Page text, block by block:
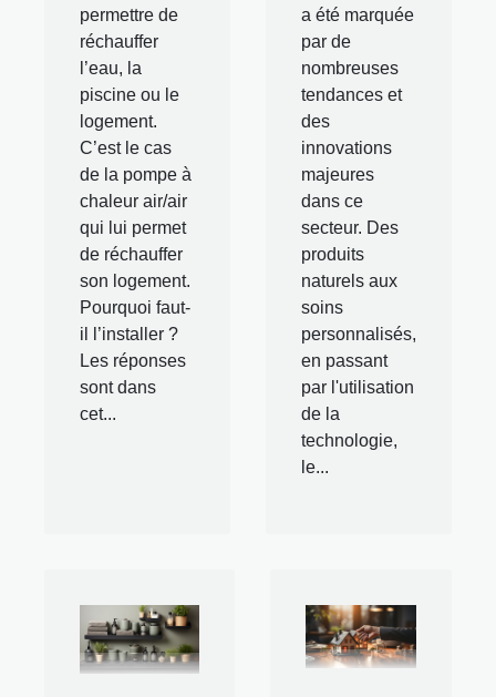
permettre de
réchauffer
l’eau, la
piscine ou le
logement.
C’est le cas
de la pompe à
chaleur air/air
qui lui permet
de réchauffer
son logement.
Pourquoi faut-
il l’installer ?
Les réponses
sont dans
cet...
a été marquée
par de
nombreuses
tendances et
des
innovations
majeures
dans ce
secteur. Des
produits
naturels aux
soins
personnalisés,
en passant
par l'utilisation
de la
technologie,
le...